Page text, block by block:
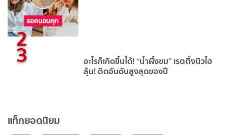
2
3 อะไรก็เกิดขึ้นได้! “น้ำผึ้งขม” เรตติ้งนิวไฮ
ลุ้น! ติดอันดับสูงสุดของปี
แท็กยอดนิยม